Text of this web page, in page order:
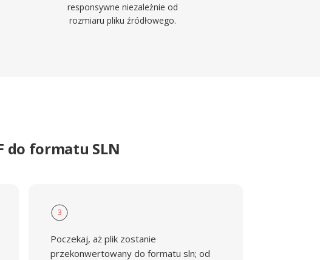
responsywne niezależnie od
rozmiaru pliku źródłowego.
do formatu SLN
3
Poczekaj, aż plik zostanie
przekonwertowany do formatu sln; od